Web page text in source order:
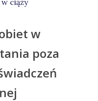
w
poza